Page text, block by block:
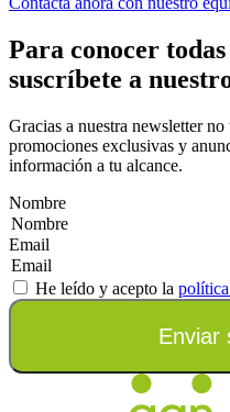
Para conocer todas
suscríbete a
Gracias a nuestra newsletter no
promociones exclusivas y
información a tu alcance.
Nombre
Email
He leído y acepto la
Enviar